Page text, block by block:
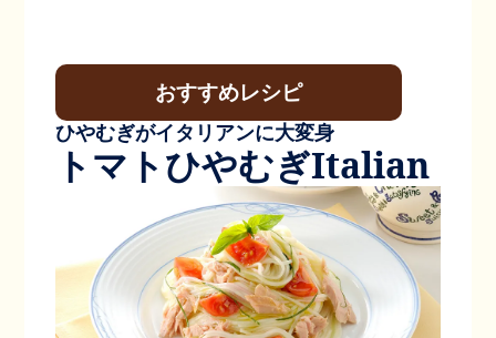
おすすめレシピ
ひやむぎがイタリアンに大変身
トマトひやむぎItalian